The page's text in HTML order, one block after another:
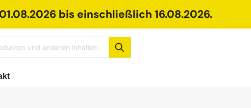
bis einschließlich 16.08.2026.